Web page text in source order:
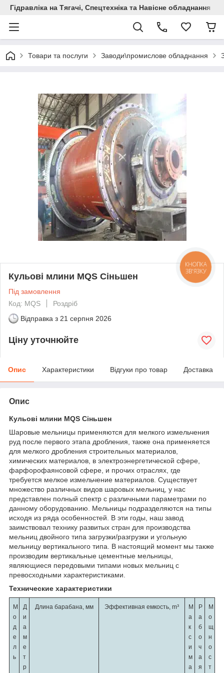
Гідравліка на Тягачі, Спецтехніка та Навісне обладнання
Товари та послуги Заводи\промислове обладнання
Кульові млини MQS Сіньшен
Під замовлення
Код: MQS
Роздріб
Відправка з 21 серпня 2026
Ціну уточнюйте
Опис Характеристики Відгуки про товар Доставка
Опис
Кульові млини MQS Сіньшен
Шаровые мельницы применяются для мелкого измельчения
руд после первого этапа дробления, также она применяется
для мелкого дробления строительных материалов,
химических материалов, в электроэнергетической сфере,
фарфорофаянсовой сфере, и прочих отраслях, где
требуется мелкое измельчение материалов. Существует
множество различных видов шаровых мельниц, у нас
представлен полный спектр с различными параметрами по
данному оборудованию. Мельницы подразделяются на типы
исходя из ряда особенностей. В эти годы, наш завод
заимствовал технику развитых стран для производства
мельниц двойного типа загрузки/разгрузки и угольную
мельницу вертикального типа. В настоящий момент мы также
производим вертикальные цементные мельницы,
являющиеся передовыми типами новых мельниц с
превосходными характеристиками.
Технические характеристики
М
о
д
е
л
ь
Д
и
а
м
е
т
р
Длина барабана, мм Эффективная емкость, m³
М
а
к
с
и
м
а
Р
а
б
о
ч
а
я
М
о
щ
н
о
с
т
КНОПКА
ЗВ'ЯЗКУ